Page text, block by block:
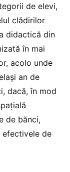
de elevi,
clădirilor
didactică din
în mai
acolo unde
an de
dacă, în mod
de bănci,
de